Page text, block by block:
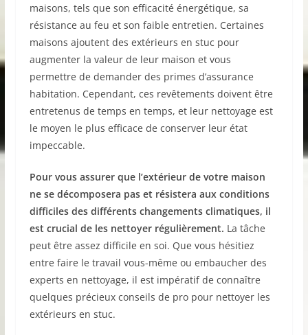
maisons, tels que son efficacité énergétique, sa
résistance au feu et son faible entretien. Certaines
maisons ajoutent des extérieurs en stuc pour
augmenter la valeur de leur maison et vous
permettre de demander des primes d’assurance
habitation. Cependant, ces revêtements doivent être
entretenus de temps en temps, et leur nettoyage est
le moyen le plus efficace de conserver leur état
impeccable.
Pour vous assurer que l’extérieur de votre maison
ne se décomposera pas et résistera aux conditions
difficiles des différents changements climatiques, il
est crucial de les nettoyer régulièrement. La tâche
peut être assez difficile en soi. Que vous hésitiez
entre faire le travail vous-même ou embaucher des
experts en nettoyage, il est impératif de connaître
quelques précieux conseils de pro pour nettoyer les
extérieurs en stuc.